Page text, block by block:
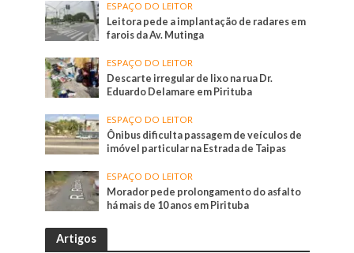
ESPAÇO DO LEITOR
Leitora pede a implantação de radares em
farois da Av. Mutinga
ESPAÇO DO LEITOR
Descarte irregular de lixo na rua Dr.
Eduardo Delamare em Pirituba
ESPAÇO DO LEITOR
Ônibus dificulta passagem de veículos de
imóvel particular na Estrada de Taipas
ESPAÇO DO LEITOR
Morador pede prolongamento do asfalto
há mais de 10 anos em Pirituba
Artigos